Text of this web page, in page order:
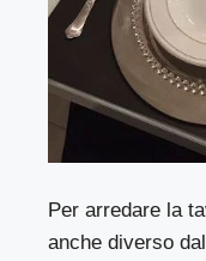
Per arredare la
anche diverso